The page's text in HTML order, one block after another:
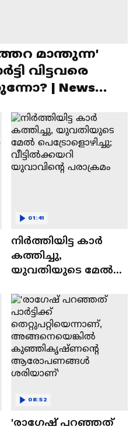
മാന്തുന്ന'
വിട്ടവരെ
| News
നിർത്തിയിട്ട കാർ
കത്തിച്ചു,
യുവതിയുടെ മേൽ
വീട്ടിൽക്കയറി
യുവാവിന്റെ
പരാക്രമം
01:41
'രാഗേഷ് പറഞ്ഞത്
08:52